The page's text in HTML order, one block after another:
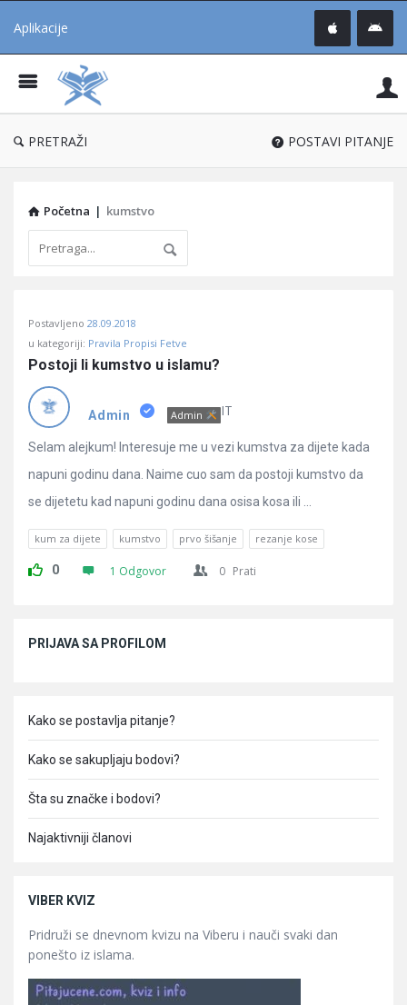
Aplikacije
®
PRETRAŽI POSTAVI PITANJE
Početna | kumstvo
Učene
Latest
Pitanja
Postavljeno 28.09.2018
u kategoriji: Pravila Propisi Fetve
Postoji li kumstvo u islamu?
Admin Admin IT
Selam alejkum! Interesuje me u vezi kumstva za dijete kada
napuni godinu dana. Naime cuo sam da postoji kumstvo da
se dijetetu kad napuni godinu dana osisa kosa ili ...
kum za dijete kumstvo prvo šišanje rezanje kose
0 1 Odgovor 0 Prati
PRIJAVA SA PROFILOM
Kako se postavlja pitanje?
Kako se sakupljaju bodovi?
Šta su značke i bodovi?
Najaktivniji članovi
VIBER KVIZ
Pridruži se dnevnom kvizu na Viberu i nauči svaki dan
ponešto iz islama.